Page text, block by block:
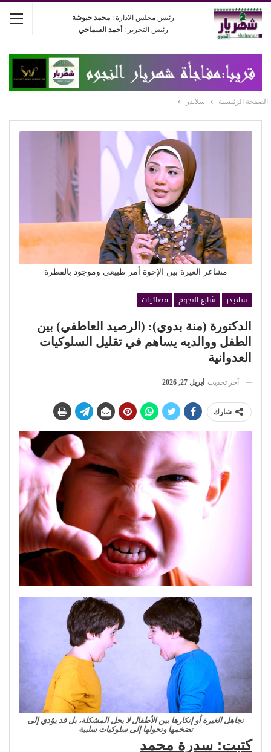
رئيس مجلس الادارة : محمد حبوشة
رئيس التحرير : أحمد السماحي
الصفحة الرئيسية سلايدر
مشاعر الغيرة بين الإخوة أمر طبيعي وموجود بالفطرة
سلايدر شارع النجوم
فضائيات
الدكتورة (منة بدوي): (الرصيد العاطفي) بين
الطفل ووالديه يساهم في تقليل السلوكيات
العدوانية
آخر تحديث أبريل 27, 2026
شارك
تجاهل الغيرة أو إنكارها بين الأطفال لا يحل المشكلة، بل قد يؤدي إلى
تضخمها وتحولها إلى سلوكيات سلبية
كتبت: سدرة محمد